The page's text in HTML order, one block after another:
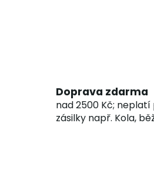
Doprava zdarma
nad 2500 Kč;
zásilky např. Kola,